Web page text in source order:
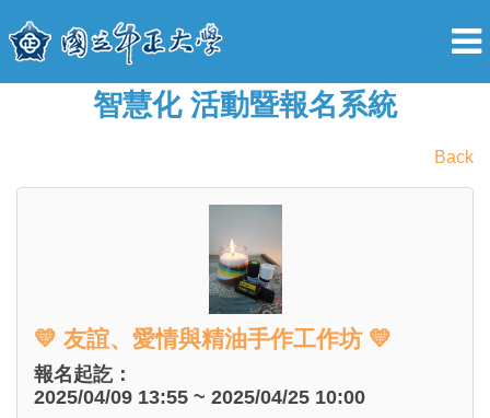
智慧化 活動暨報名系統
Back
💛 友誼、愛情與精油手作工作坊 💛
報名起訖：
2025/04/09 13:55 ~ 2025/04/25 10:00